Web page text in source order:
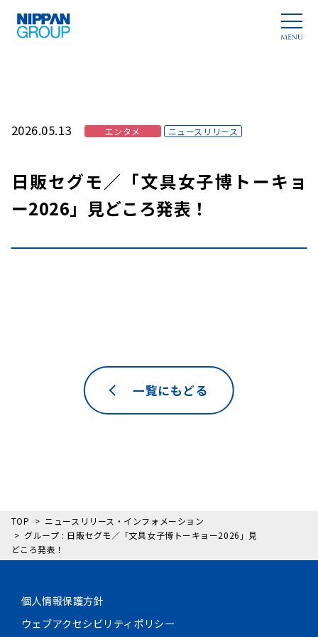
2026.05.13 エンタメ ニュースリリース
日販セグモ／「文具女子博トーキョ
ー2026」見どころ発表！
一覧にもどる
TOP
ニュースリリース・インフォメーション
グループ : 日販セグモ／「文具女子博トーキョー2026」見
どころ発表！
個人情報保護方針
ウェブアクセシビリティポリシー